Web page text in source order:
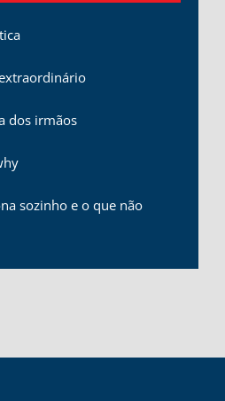
dos irmãos
sozinho e o que não